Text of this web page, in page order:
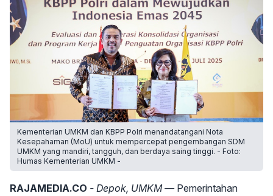
Kementerian UMKM dan KBPP Polri menandatangani Nota
Kesepahaman (MoU) untuk mempercepat pengembangan SDM
UMKM yang mandiri, tangguh, dan berdaya saing tinggi. - Foto:
Humas Kementerian UMKM -
RAJAMEDIA.CO - Depok, UMKM —Pemerintahan